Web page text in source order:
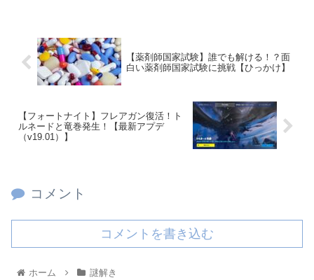
【薬剤師国家試験】誰でも解ける！？面
白い薬剤師国家試験に挑戦【ひっかけ】
【フォートナイト】フレアガン復活！ト
ルネードと竜巻発生！【最新アプデ
（v19.01）】
コメント
コメントを書き込む
ホーム 謎解き